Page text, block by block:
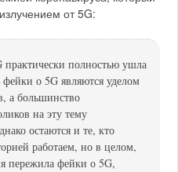
от 5G:
полностью ушла
о 5G являются уделом
а большинство
на эту тему
остаются и те, кто
работаем, но в целом,
пережила фейки о 5G,